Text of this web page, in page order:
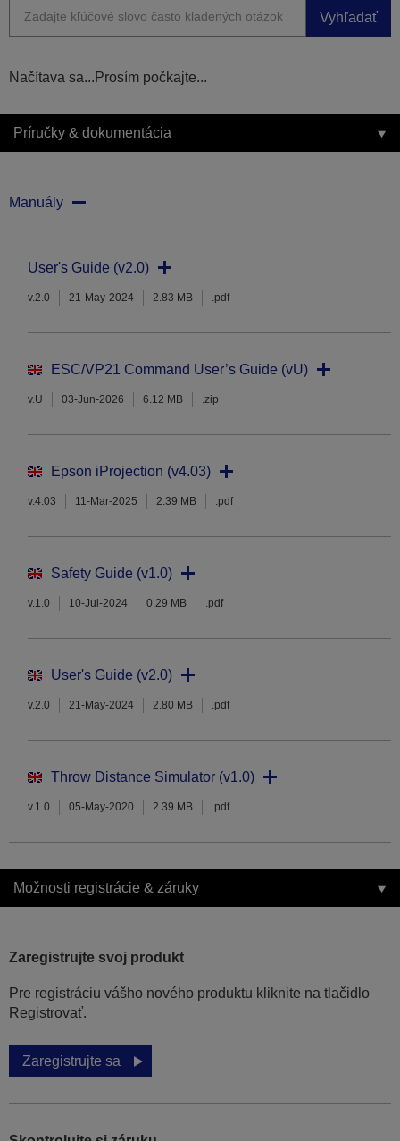
Vyhľadať
Načítava sa...Prosím počkajte...
Príručky & dokumentácia
Manuály
User's Guide (v2.0)
v.2.0 21-May-2024 2.83 MB .pdf
ESC/VP21 Command User’s Guide (vU)
v.U 03-Jun-2026 6.12 MB .zip
Epson iProjection (v4.03)
v.4.03 11-Mar-2025 2.39 MB .pdf
Safety Guide (v1.0)
v.1.0 10-Jul-2024 0.29 MB .pdf
User's Guide (v2.0)
v.2.0 21-May-2024 2.80 MB .pdf
Throw Distance Simulator (v1.0)
v.1.0 05-May-2020 2.39 MB .pdf
Možnosti registrácie & záruky
Zaregistrujte svoj produkt
Pre registráciu vášho nového produktu kliknite na tlačidlo
Registrovať.
Zaregistrujte sa